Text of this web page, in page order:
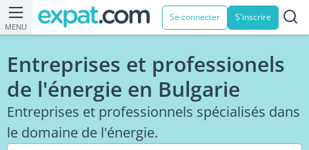
MENU
Se connecter S'inscrire
Entreprises et professionels
de l'énergie en Bulgarie
Entreprises et professionnels spécialisés dans
le domaine de l'énergie.